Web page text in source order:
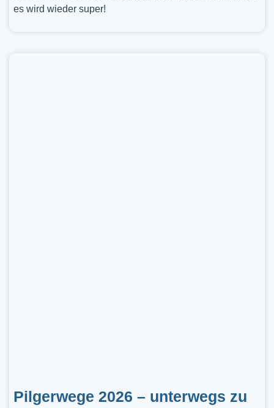
es wird wieder super!
Pilgerwege 2026 – unterwegs zu